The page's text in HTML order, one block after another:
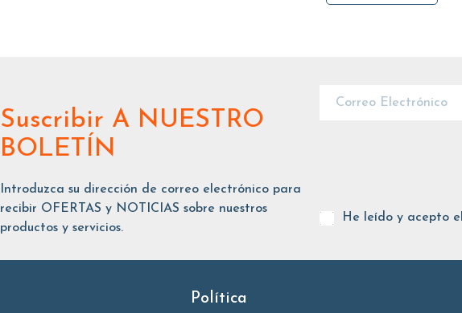
Suscribir A NUESTRO
BOLETÍN
Introduzca su dirección de correo electrónico para
recibir OFERTAS y NOTICIAS sobre nuestros
productos y servicios.
He leído y acepto el
Política